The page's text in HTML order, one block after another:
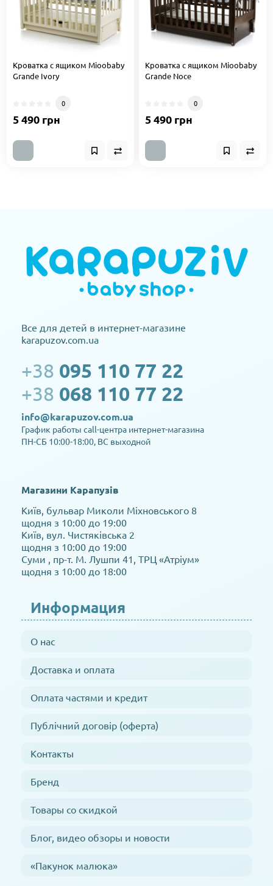
Кроватка с ящиком Mioobaby
Grande Ivory
0
5 490 грн
Кроватка с ящиком Mioobaby
Grande Noce
0
5 490 грн
Все для детей в интернет-магазине
karapuzov.com.ua
+38 095 110 77 22
+38 068 110 77 22
info@karapuzov.com.ua
График работы call-центра интернет-магазина
ПН-СБ 10:00-18:00, ВС выходной
Магазини Карапузів
Київ, бульвар Миколи Міхновського 8
щодня з 10:00 до 19:00
Київ, вул. Чистяківська 2
щодня з 10:00 до 19:00
Суми , пр-т. М. Лушпи 41, ТРЦ «Атріум»
щодня з 10:00 до 18:00
Информация
О нас
Доставка и оплата
Оплата частями и кредит
Публічний договір (оферта)
Контакты
Бренд
Товары со скидкой
Блог, видео обзоры и новости
«Пакунок малюка»